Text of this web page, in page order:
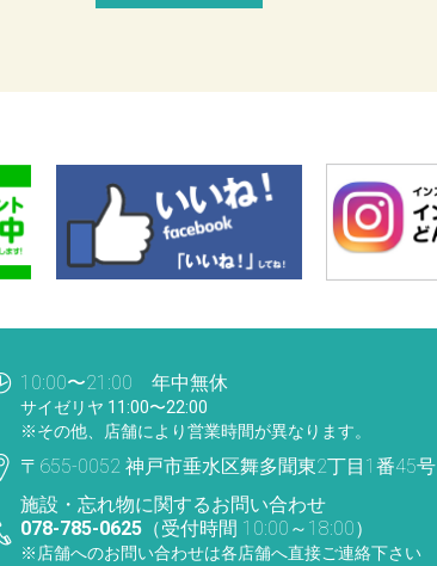
10:00〜21:00 年中無休
サイゼリヤ 11:00〜22:00
※その他、店舗により営業時間が異なります。
〒655-0052 神戸市垂水区舞多聞東2丁目1番45号
施設・忘れ物に関するお問い合わせ
078-785-0625（受付時間 10:00～18:00）
※店舗へのお問い合わせは各店舗へ直接ご連絡下さい